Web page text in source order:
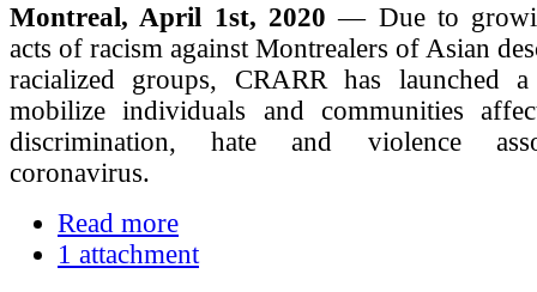
Montreal, April 1st, 2020— Due to
acts of racism against Montrealers of Asian
racialized groups, CRARR has launched
mobilize individuals and communities
discrimination, hate and violence
coronavirus.
Read more
1 attachment